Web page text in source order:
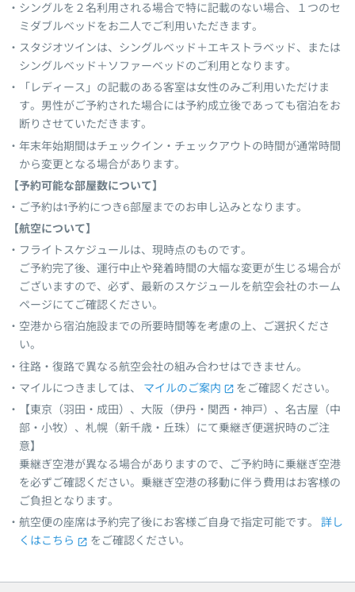
シングルを２名利用される場合で特に記載のない場合、１つのセ
ミダブルベッドをお二人でご利用いただきます。
スタジオツインは、シングルベッド＋エキストラベッド、または
シングルベッド＋ソファーベッドのご利用となります。
「レディース」の記載のある客室は女性のみご利用いただけま
す。男性がご予約された場合には予約成立後であっても宿泊をお
断りさせていただきます。
年末年始期間はチェックイン・チェックアウトの時間が通常時間
から変更となる場合があります。
【予約可能な部屋数について】
ご予約は1予約につき6部屋までのお申し込みとなります。
【航空について】
フライトスケジュールは、現時点のものです。
ご予約完了後、運行中止や発着時間の大幅な変更が生じる場合が
ございますので、必ず、最新のスケジュールを航空会社のホーム
ページにてご確認ください。
空港から宿泊施設までの所要時間等を考慮の上、ご選択くださ
い。
往路・復路で異なる航空会社の組み合わせはできません。
マイルにつきましては、
マイルのご案内
をご確認ください。
【東京（羽田・成田）、大阪（伊丹・関西・神戸）、名古屋（中
部・小牧）、札幌（新千歳・丘珠）にて乗継ぎ便選択時のご注
意】
乗継ぎ空港が異なる場合がありますので、ご予約時に乗継ぎ空港
を必ずご確認ください。乗継ぎ空港の移動に伴う費用はお客様の
ご負担となります。
航空便の座席は予約完了後にお客様ご自身で指定可能です。
詳し
くはこちら
をご確認ください。